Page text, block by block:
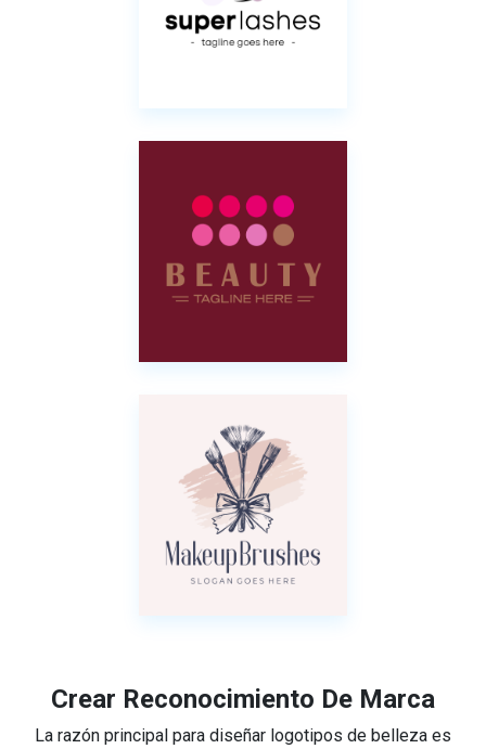
Crear Reconocimiento De Marca
La razón principal para diseñar logotipos de belleza es